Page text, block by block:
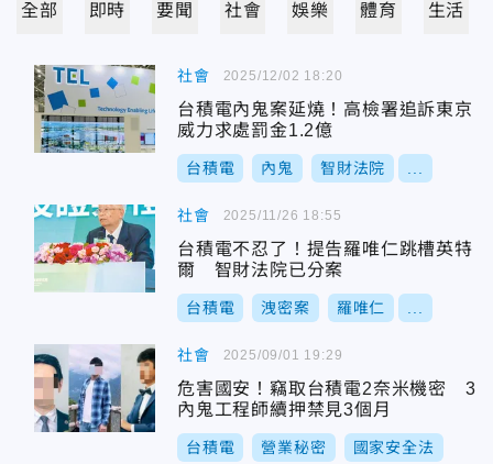
全部 即時 要聞 社會 娛樂 體育 生活
社會
台積電內鬼案延燒！高檢署追訴東京
威力求處罰金1.2億
台積電 內鬼 智財法院
2025/12/02 18:20
社會
台積電不忍了！提告羅唯仁跳槽英特
爾 智財法院已分案
台積電 洩密案 羅唯仁
2025/11/26 18:55
社會
危害國安！竊取台積電2奈米機密 3
內鬼工程師續押禁見3個月
台積電 營業秘密 國家安全法
2025/09/01 19:29